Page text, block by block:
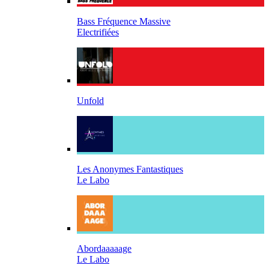
Bass Fréquence Massive
Electrifiées
Unfold
Les Anonymes Fantastiques
Le Labo
Abordaaaaage
Le Labo